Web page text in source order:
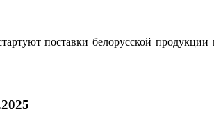
поставки белорусской